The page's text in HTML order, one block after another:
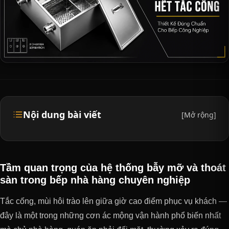
Nội dung bài viết [Mở rộng]
Tầm quan trọng của hệ thống bẫy mỡ và thoát
sàn trong bếp nhà hàng chuyên nghiệp
Tắc cống, mùi hôi trào lên giữa giờ cao điểm phục vụ khách —
đây là một trong những cơn ác mộng vận hành phổ biến nhất